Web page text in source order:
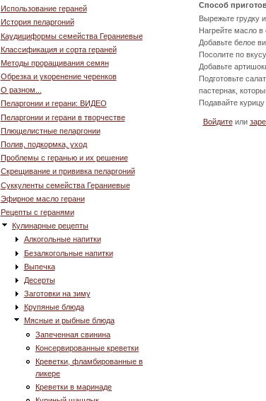
Использование гераней
История пеларгоний
Каудициформы семейства Гераниевые
Классификация и сорта гераней
Методы проращивания семян
Обрезка и укоренение черенков
О разном...
Пеларгонии и герани: ВИДЕО
Пеларгонии и герани в творчестве
Плющелистные пеларгонии
Полив, подкормка, уход
Проблемы с геранью и их решение
Скрещивание и прививка пеларгоний
Суккуленты семейства Гераниевые
Эфирное масло герани
Рецепты с геранями
Кулинарные рецепты
Алкогольные напитки
Безалкогольные напитки
Выпечка
Десерты
Заготовки на зиму
Крупяные блюда
Мясные и рыбные блюда
Запеченная свинина
Консервированные креветки
Креветки, фламбированные в
ликере
Креветки в маринаде
Способ
Вырежьте грудку
Нагрейте масло в
Добавьте белое
Посолите по
Добавьте
Подготовьте
пастернак,
Подавайте
Войдитеили